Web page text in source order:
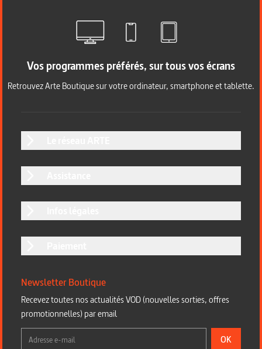
Vos programmes préférés, sur tous vos écrans
Retrouvez Arte Boutique sur votre ordinateur, smartphone et tablette.
Newsletter Boutique
Recevez toutes nos actualités VOD (nouvelles sorties, offres
promotionnelles) par email
OK